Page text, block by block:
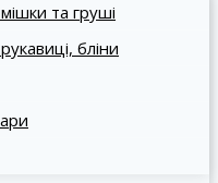
та груші
бліни